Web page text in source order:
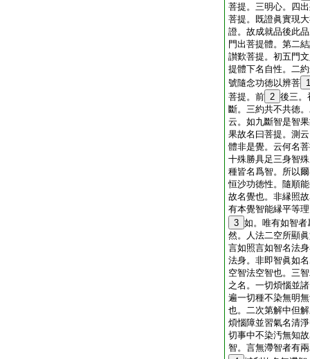
菩提。三明心。四
菩提。既證眞實現
證。故成就品後此
門出菩提體。第二
讃歎菩提。初五門
提體下名自性。二
號隨念功徳以辨菩 1
菩提。前 2 後三。
斷。三約共不共徳
云。如九斷智是智
果故名曰菩提。測
體非是覺。云何名
十殊勝具足三身智
種皆名爲智。所以
恒沙功徳性。隨順
故名覺也。非縁照
有本覺智能縁平等
3 如。唯有如智
然。人法二空所顯
言如照言如智名法
法身。非即智眞如
空智法空智也。三
之名。一切煩惱並
遍一切種不染無明
也。二次第解中但
煩惱障並習氣名清
切事中不染汚無知
智。言無滯智者有